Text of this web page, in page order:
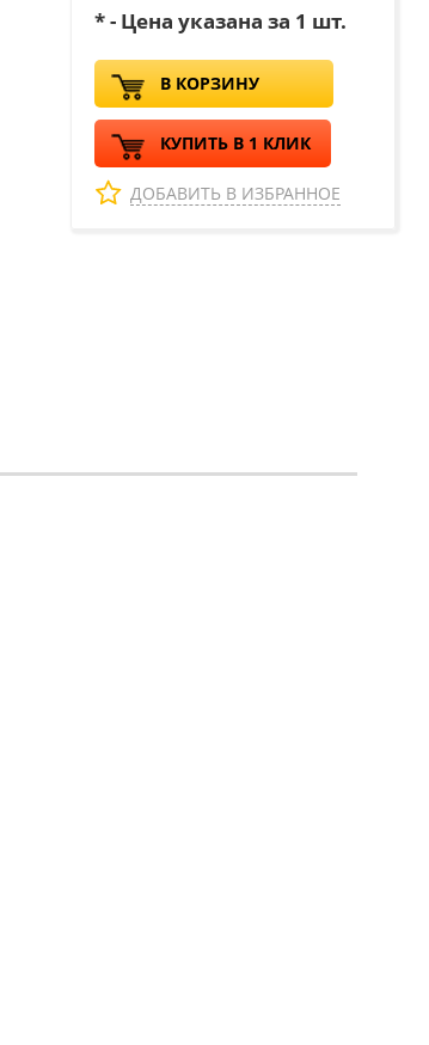
* - Цена указана за 1 шт.
В КОРЗИНУ
КУПИТЬ В 1 КЛИК
ДОБАВИТЬ В ИЗБРАННОЕ